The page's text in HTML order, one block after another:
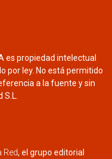
es propiedad intelectual
por ley. No está permitido
a la fuente y sin
Red, el grupo editorial